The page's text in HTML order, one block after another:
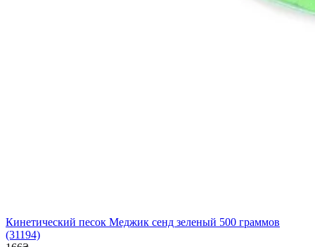
Кинетический песок Меджик сенд зеленый 500 граммов
(31194)